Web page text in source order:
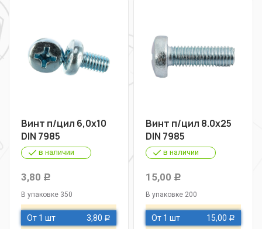
Винт п/цил 6,0х10
DIN 7985
в наличии
3,80 Р
В упаковке 350
От 1 шт 3,80 Р
Винт п/цил 8.0х25
DIN 7985
в наличии
15,00 Р
В упаковке 200
От 1 шт 15,00 Р